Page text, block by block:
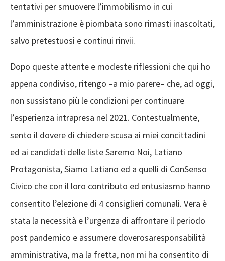
tentativi per smuovere l’immobilismo in cui
l’amministrazione è piombata sono rimasti inascoltati,
salvo pretestuosi e continui rinvii.
Dopo queste attente e modeste riflessioni che qui ho
appena condiviso, ritengo –a mio parere– che, ad oggi,
non sussistano più le condizioni per continuare
l’esperienza intrapresa nel 2021. Contestualmente,
sento il dovere di chiedere scusa ai miei concittadini
ed ai candidati delle liste Saremo Noi, Latiano
Protagonista, Siamo Latiano ed a quelli di ConSenso
Civico che con il loro contributo ed entusiasmo hanno
consentito l’elezione di 4 consiglieri comunali. Vera è
stata la necessità e l’urgenza di affrontare il periodo
post pandemico e assumere doverosaresponsabilità
amministrativa, ma la fretta, non mi ha consentito di